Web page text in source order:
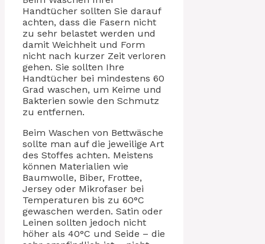
Handtücher sollten Sie darauf
achten, dass die Fasern nicht
zu sehr belastet werden und
damit Weichheit und Form
nicht nach kurzer Zeit verloren
gehen. Sie sollten Ihre
Handtücher bei mindestens 60
Grad waschen, um Keime und
Bakterien sowie den Schmutz
zu entfernen.
Beim Waschen von Bettwäsche
sollte man auf die jeweilige Art
des Stoffes achten. Meistens
können Materialien wie
Baumwolle, Biber, Frottee,
Jersey oder Mikrofaser bei
Temperaturen bis zu 60°C
gewaschen werden. Satin oder
Leinen sollten jedoch nicht
höher als 40°C und Seide – die